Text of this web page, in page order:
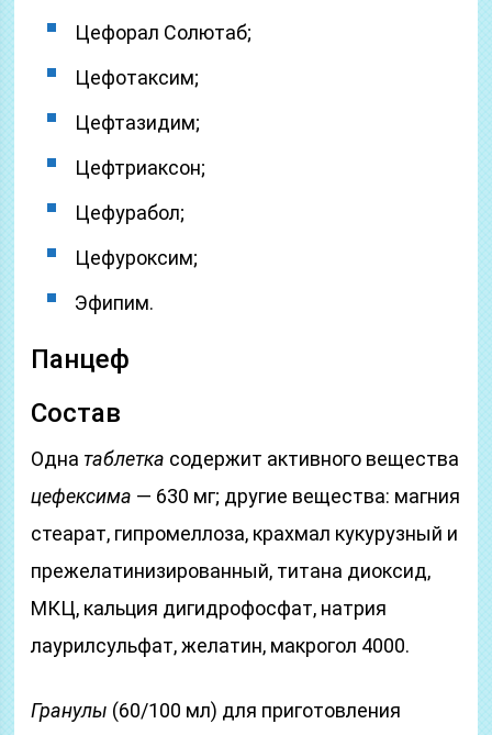
Цефорал Солютаб;
Цефотаксим;
Цефтазидим;
Цефтриаксон;
Цефурабол;
Цефуроксим;
Эфипим.
Панцеф
Состав
Одна таблетка содержит активного вещества
цефексима — 630 мг; другие вещества: магния
стеарат, гипромеллоза, крахмал кукурузный и
прежелатинизированный, титана диоксид,
МКЦ, кальция дигидрофосфат, натрия
лаурилсульфат, желатин, макрогол 4000.
Гранулы (60/100 мл) для приготовления